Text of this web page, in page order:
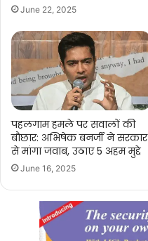
June 22, 2025
पहलगाम हमले पर सवालों की
बौछार: अभिषेक बनर्जी ने सरकार
से मांगा जवाब, उठाए 5 अहम मुद्दे
June 16, 2025